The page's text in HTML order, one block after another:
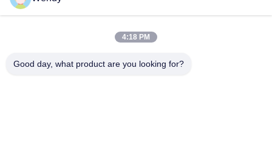
100% polyester 6 Comité Honkbalglb Stevige Klassieke Zes
Comité Ongestructureerde Papahoed
Vrachtwagenchauffeur Gebogen Rand Zes Comité Embleem
4:18 PM
Good day, what product are you looking for?